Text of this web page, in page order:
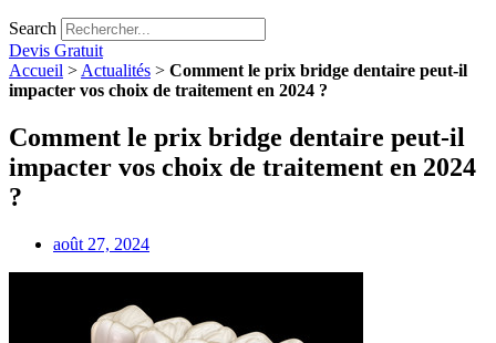
Search
Devis Gratuit
Accueil > Actualités > Comment le prix bridge dentaire peut-il
impacter vos choix de traitement en 2024 ?
Comment le prix bridge dentaire peut-il
impacter vos choix de traitement en 2024
?
août 27, 2024